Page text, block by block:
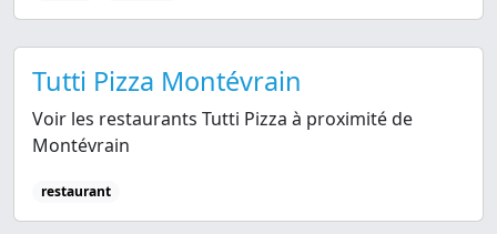
Tutti Pizza Montévrain
Voir les restaurants Tutti Pizza à proximité de
Montévrain
restaurant